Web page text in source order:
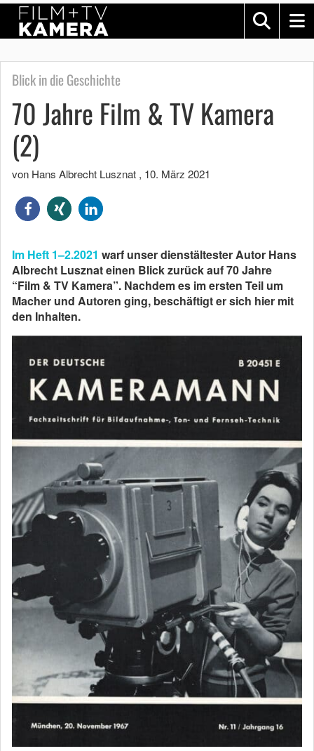
Blick in die Geschichte
70 Jahre Film & TV Kamera
(2)
von Hans Albrecht Lusznat , 10. März 2021
Im Heft 1–2.2021 warf unser dienstältester Autor Hans
Albrecht Lusznat einen Blick zurück auf 70 Jahre
“Film & TV Kamera”. Nachdem es im ersten Teil um
Macher und Autoren ging, beschäftigt er sich hier mit
den Inhalten.